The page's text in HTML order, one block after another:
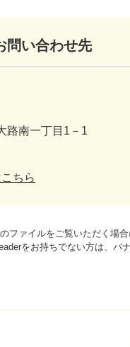
問い合わせ先
路南一丁目1－1
ちら
ファイルをご覧いただく場
をお持ちでない方は、バ